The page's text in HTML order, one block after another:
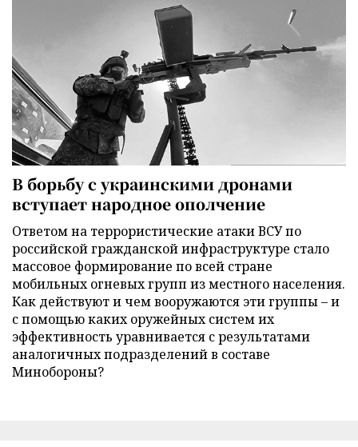
В борьбу с украинскими дронами
вступает народное ополчение
Ответом на террористические атаки ВСУ по
российской гражданской инфраструктуре стало
массовое формирование по всей стране
мобильных огневых групп из местного населения.
Как действуют и чем вооружаются эти группы – и
с помощью каких оружейных систем их
эффективность уравнивается с результатами
аналогичных подразделений в составе
Минобороны?